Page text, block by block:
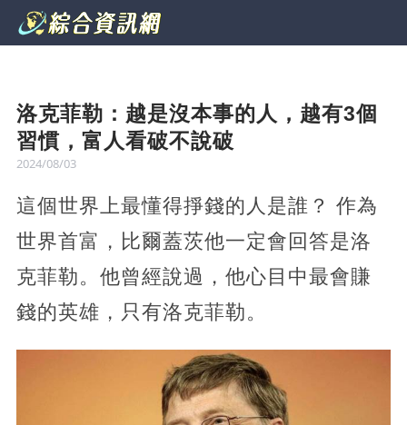
洛克菲勒：越是沒本事的人，越有3個
習慣，富人看破不說破
2024/08/03
這個世界上最懂得掙錢的人是誰？ 作為
世界首富，比爾蓋茨他一定會回答是洛
克菲勒。他曾經說過，他心目中最會賺
錢的英雄，只有洛克菲勒。